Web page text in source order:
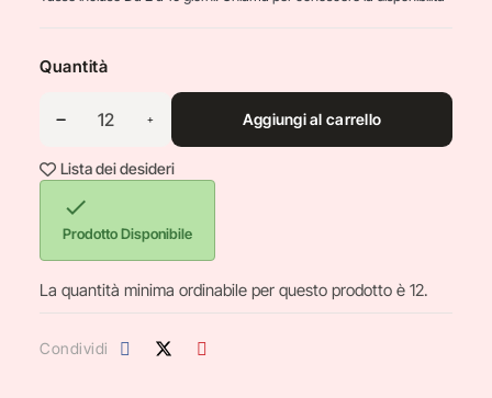
Quantità
Aggiungi al carrello
Lista dei desideri

Prodotto Disponibile
La quantità minima ordinabile per questo prodotto è 12.
Condividi